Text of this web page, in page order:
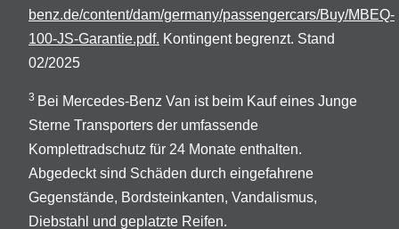
benz.de/content/dam/germany/passengercars/Buy/MBEQ-
100-JS-Garantie.pdf. Kontingent begrenzt. Stand
02/2025
3 Bei Mercedes-Benz Van ist beim Kauf eines Junge
Sterne Transporters der umfassende
Komplettradschutz für 24 Monate enthalten.
Abgedeckt sind Schäden durch eingefahrene
Gegenstände, Bordsteinkanten, Vandalismus,
Diebstahl und geplatzte Reifen.